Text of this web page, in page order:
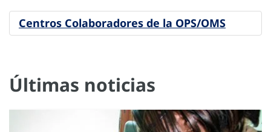
Centros Colaboradores de la OPS/OMS
Últimas noticias